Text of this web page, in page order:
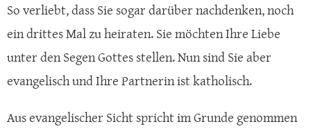
So verliebt, dass Sie sogar darüber nachdenken, noch
ein drittes Mal zu heiraten. Sie möchten Ihre Liebe
unter den Segen Gottes stellen. Nun sind Sie aber
evangelisch und Ihre Partnerin ist katholisch.
Aus evangelischer Sicht spricht im Grunde genommen